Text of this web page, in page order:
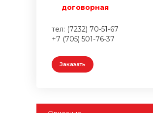
договорная
тел: (7232) 70-51-67
+7 (705) 501-76-37
Заказать